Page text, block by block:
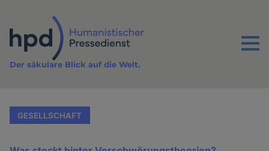
Inhalt
Menu
Der säkulare Blick auf die Welt.
GESELLSCHAFT